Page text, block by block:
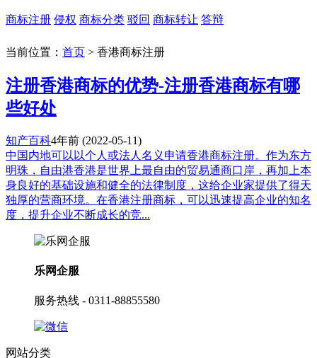
商标注册 侵权 商标分类 驳回 商标转让 答辩
当前位置： 首页 > 香港商标注册
注册香港商标的优势-注册香港商标有哪
些好处
知产百科4年前 (2022-05-11)
中国内地可以以个人或法人名义申请香港商标注册。作为东方
明珠，自由港香港是世界上最自由的贸易通商口岸，再加上本
身良好的基础设施和健全的法律制度，这给企业家提供了得天
独厚的营商环境。在香港注册商标，可以迅速提高企业的知名
度，提升企业不断成长的竞...
乐网企服
服务热线 - 0311-88855580
网站分类